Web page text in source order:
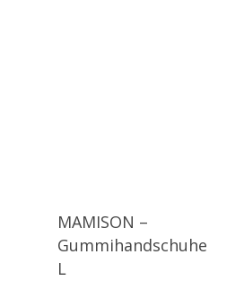
MAMISON –
Gummihandschuhe
L